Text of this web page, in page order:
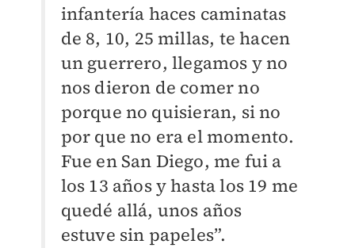
infantería haces caminatas
de 8, 10, 25 millas, te hacen
un guerrero, llegamos y no
nos dieron de comer no
porque no quisieran, si no
por que no era el momento.
Fue en San Diego, me fui a
los 13 años y hasta los 19 me
quedé allá, unos años
estuve sin papeles”.